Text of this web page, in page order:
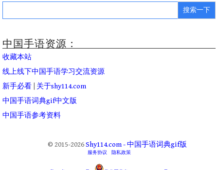
Search
中国手语资源：
收藏本站
线上线下中国手语学习交流资源
新手必看
关于shy114.com
中国手语词典gif中文版
中国手语参考资料
© 2015-2026Shy114.com - 中国手语词典gif版
服务协议 隐私政策